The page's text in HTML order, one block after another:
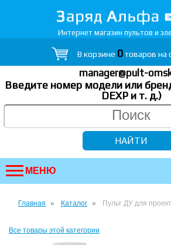
Интернет магазин пультов и
В корзине 0товаров на
manager@pult-
Введите номер модели или
DEXP и т. д.)
МЕНЮ
Главная Каталог Пульт ДУ для
Все товары этой категории